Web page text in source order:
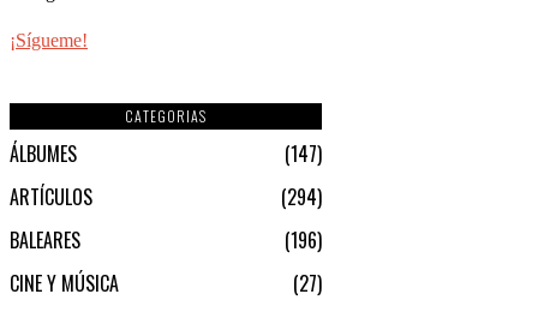
¡Sígueme!
CATEGORIAS
ÁLBUMES
147
ARTÍCULOS
294
BALEARES
196
CINE Y MÚSICA
27